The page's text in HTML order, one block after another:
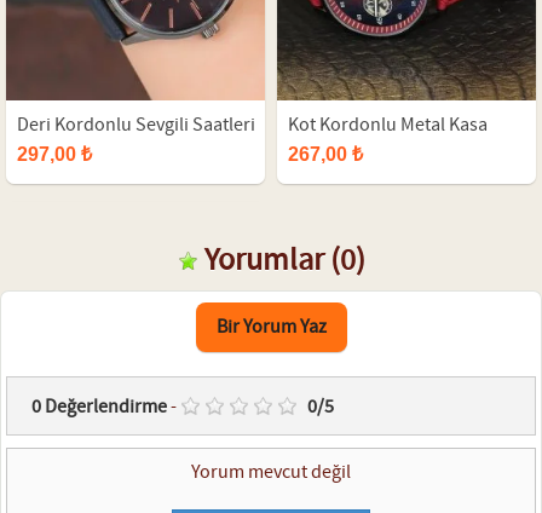
Deri Kordonlu Sevgili Saatleri
297,00 ₺
Kot Kordonlu Metal Kasa
Sevgili Saatleri
267,00 ₺
Yorumlar(0)
Bir Yorum Yaz
0Değerlendirme- 0/5
Yorum mevcut değil